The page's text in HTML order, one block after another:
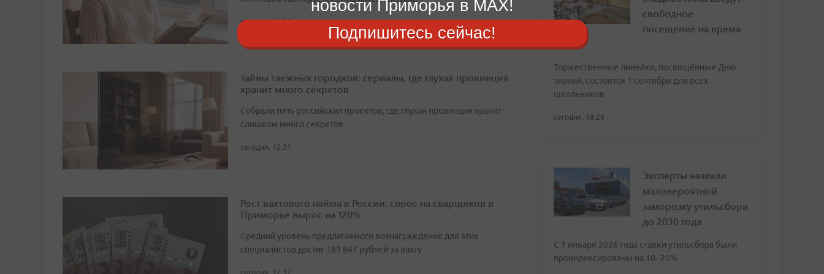
сегодня, 12:20
Тайны таежных городков: сериалы, где глухая провинция
хранит много секретов
Собрали пять российских проектов, где глухая провинция хранит
слишком много секретов
сегодня, 12:31
Рост вахтового найма в России: спрос на сварщиков в
Приморье вырос на 120%
Средний уровень предлагаемого вознаграждения для этих
специалистов достиг 189 847 рублей за вахту
свободное
посещение на время
Торжественные линейки, посвящённые Дню
знаний, состоятся 1 сентября для всех
школьников
сегодня, 18:26
Эксперты назвали
маловероятной
заморозку утильсбора
до 2030 года
С 1 января 2026 года ставки утильсбора были
проиндексированы на 10–20%
новости Приморья в MAX!
Подпишитесь сейчас!